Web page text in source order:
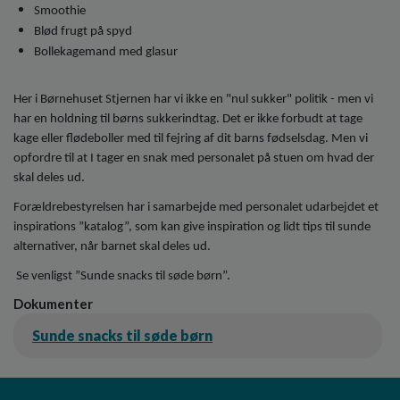
Smoothie
Blød frugt på spyd
Bollekagemand med glasur
Her i Børnehuset Stjernen har vi ikke en "nul sukker" politik - men vi
har en holdning til børns sukkerindtag. Det er ikke forbudt at tage
kage eller flødeboller med til fejring af dit barns fødselsdag. Men vi
opfordre til at I tager en snak med personalet på stuen om hvad der
skal deles ud.
Forældrebestyrelsen har i samarbejde med personalet udarbejdet et
inspirations ”katalog”, som kan give inspiration og lidt tips til sunde
alternativer, når barnet skal deles ud.
Se venligst ”Sunde snacks til søde børn”.
Dokumenter
Sunde snacks til søde børn